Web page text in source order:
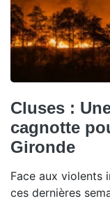
Cluses :
cagnotte
Gironde
Face aux violents
ces dernières